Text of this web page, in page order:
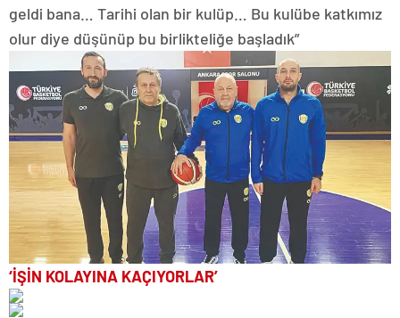
geldi bana… Tarihi olan bir kulüp… Bu kulübe katkımız
olur diye düşünüp bu birlikteliğe başladık”
‘İŞİN KOLAYINA KAÇIYORLAR’